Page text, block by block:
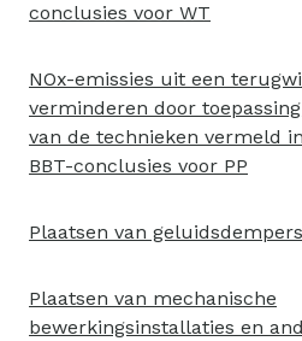
conclusies voor WT
NOx-emissies uit een
verminderen door
van de technieken vermeld
BBT-conclusies voor PP
Plaatsen van
Plaatsen van mechanische
bewerkingsinstallaties en